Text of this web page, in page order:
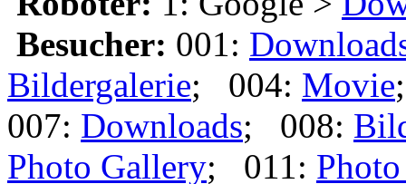
Besucher: 001:
Bildergalerie; 004: Movie
007: Downloads; 008:
Photo Gallery; 011: